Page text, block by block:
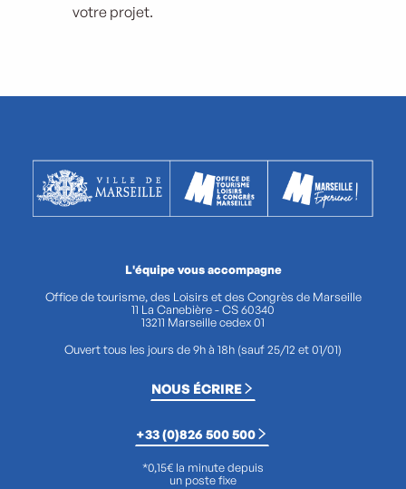
votre projet.
L'équipe vous accompagne
Office de tourisme, des Loisirs et des Congrès de Marseille
11 La Canebière - CS 60340
13211 Marseille cedex 01
Ouvert tous les jours de 9h à 18h (sauf 25/12 et 01/01)
NOUS ÉCRIRE
+33 (0)826 500 500
*0,15€ la minute depuis
un poste fixe